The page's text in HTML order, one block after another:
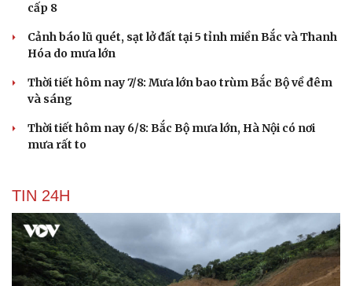
cấp 8
Cảnh báo lũ quét, sạt lở đất tại 5 tỉnh miền Bắc và Thanh
Hóa do mưa lớn
Thời tiết hôm nay 7/8: Mưa lớn bao trùm Bắc Bộ về đêm
và sáng
Thời tiết hôm nay 6/8: Bắc Bộ mưa lớn, Hà Nội có nơi
mưa rất to
TIN 24H